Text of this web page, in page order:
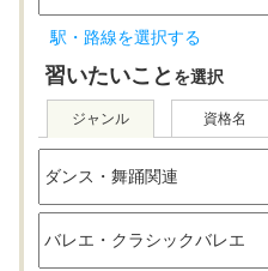
駅・路線を選択する
習いたいこと を選択
ジャンル 資格名